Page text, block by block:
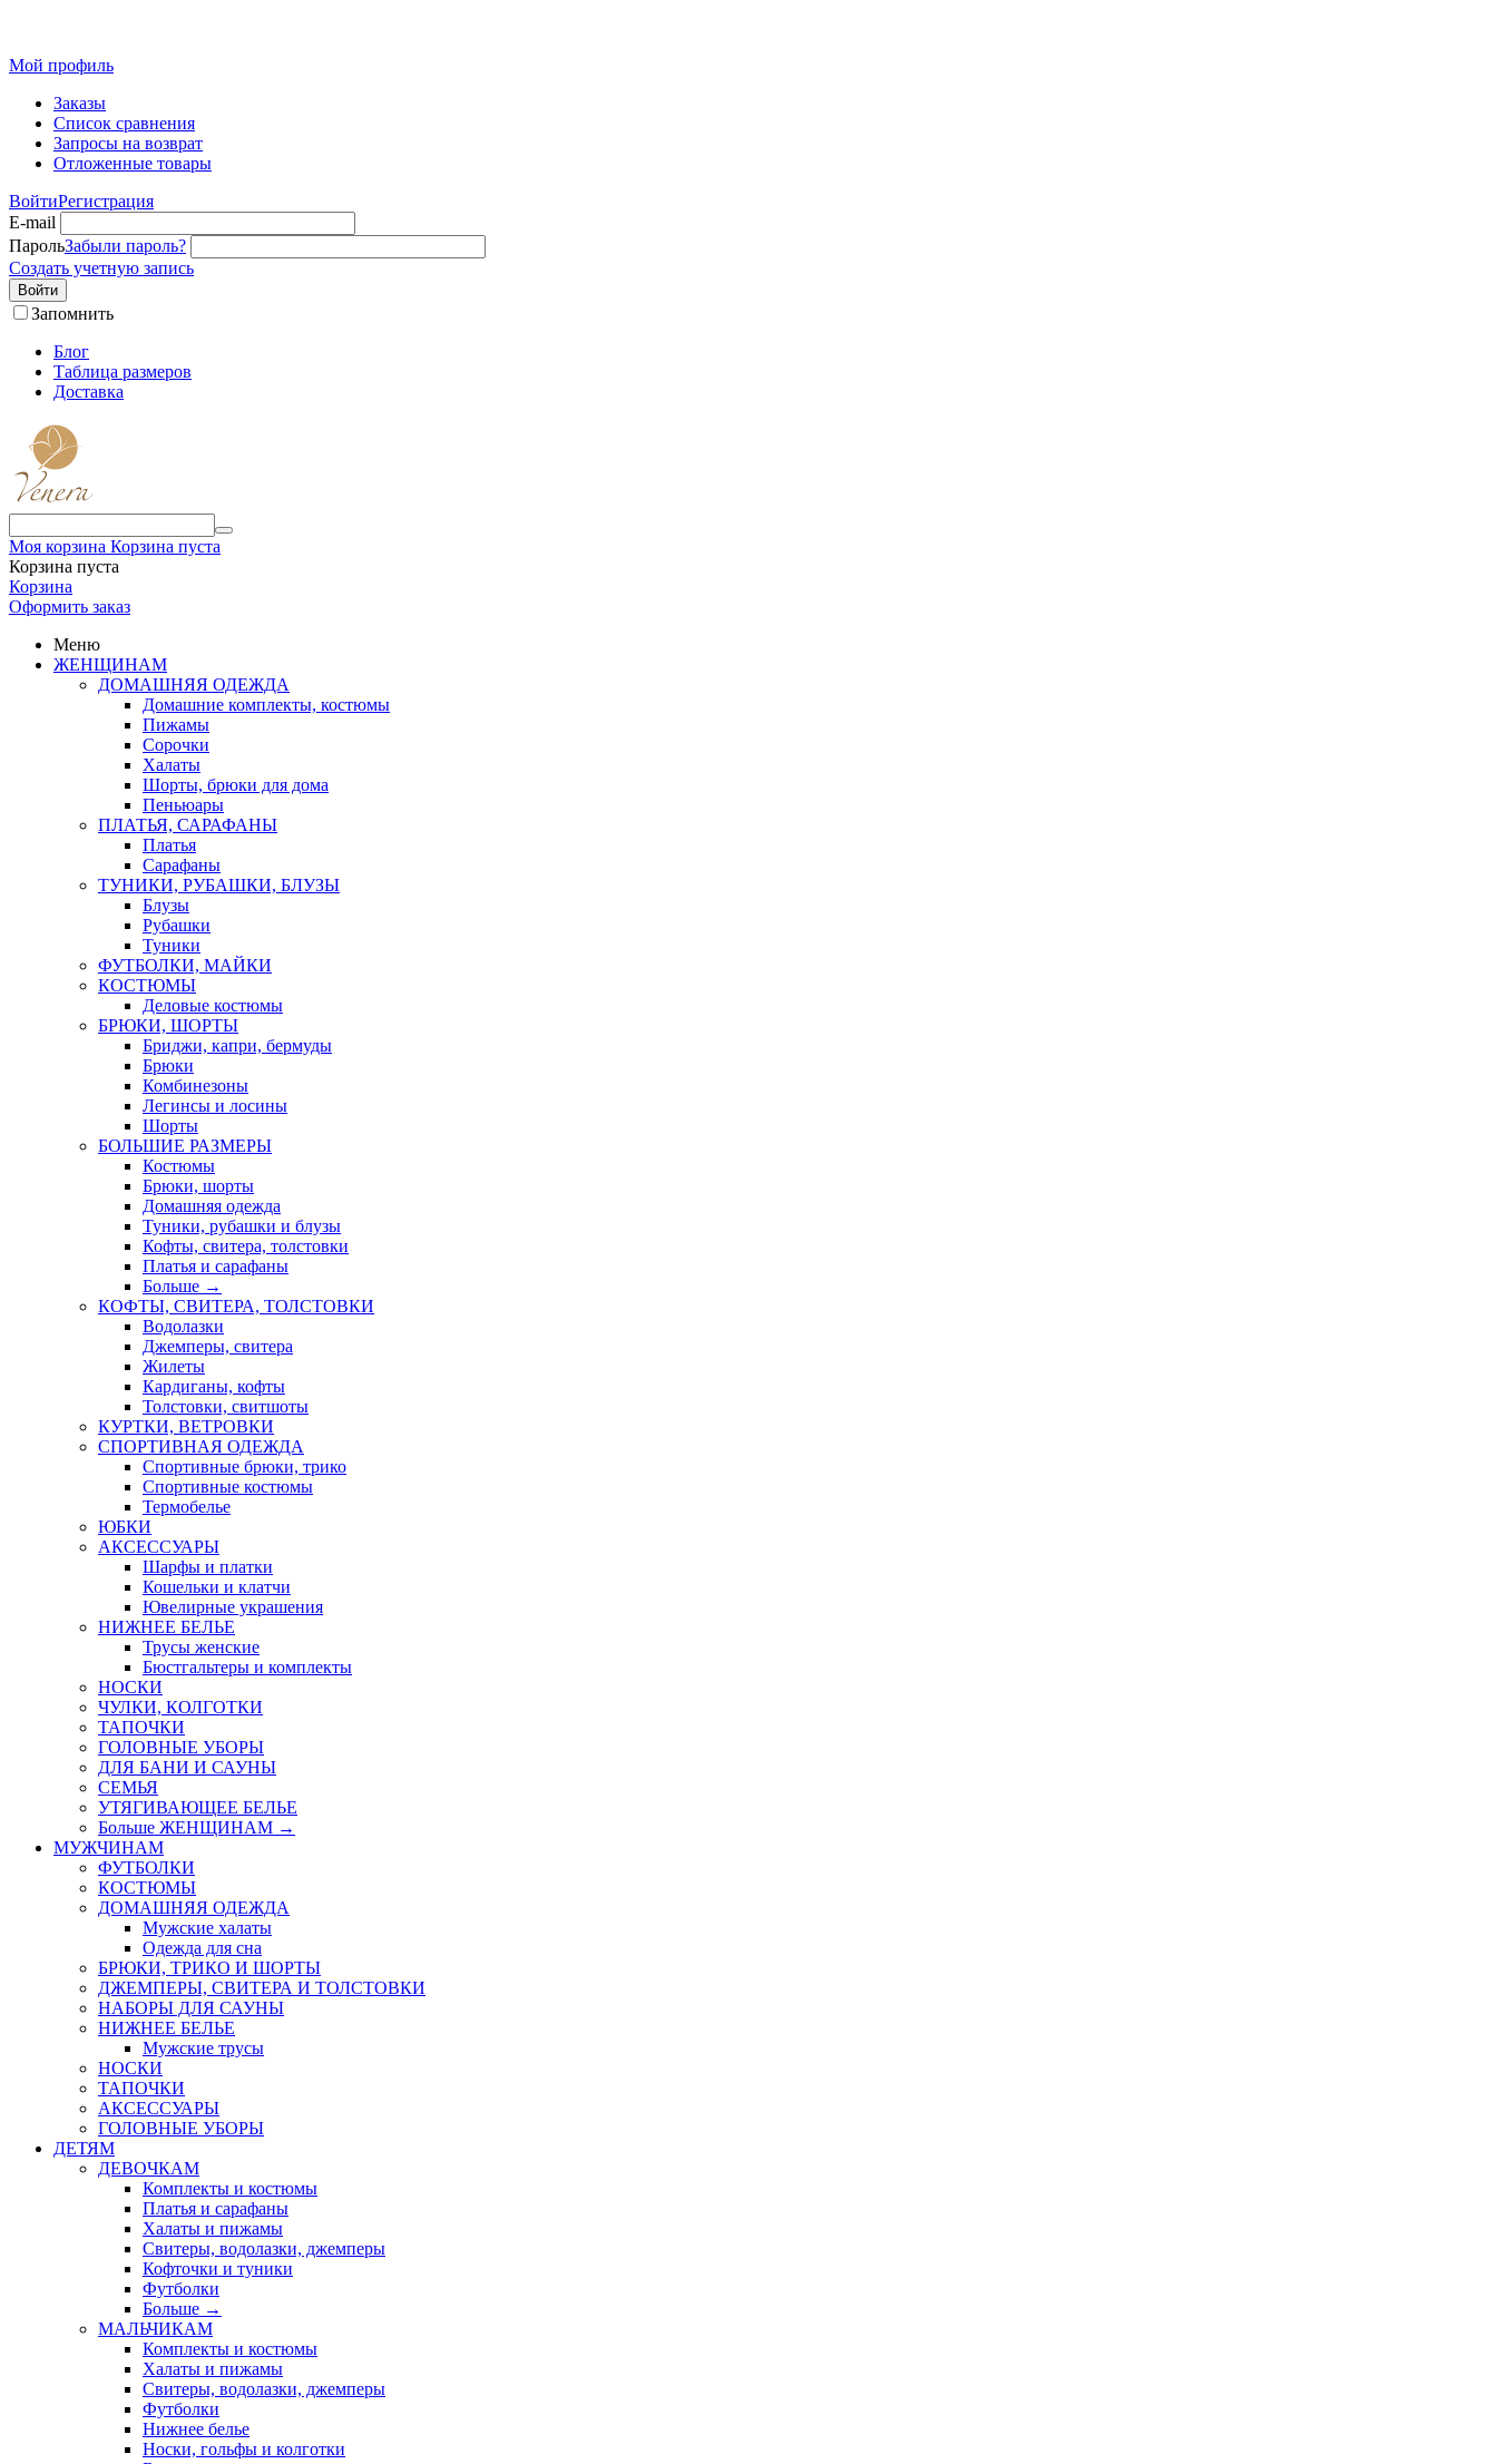
Мой профиль
Заказы
Список сравнения
Запросы на возврат
Отложенные товары
ВойтиРегистрация
E-mail
ПарольЗабыли пароль?
Создать учетную запись
Войти
Запомнить
Блог
Таблица размеров
Доставка
Моя корзина Корзина пуста
Корзина пуста
Корзина
Оформить заказ
Меню
ЖЕНЩИНАМ
ДОМАШНЯЯ ОДЕЖДА
Домашние комплекты, костюмы
Пижамы
Сорочки
Халаты
Шорты, брюки для дома
Пеньюары
ПЛАТЬЯ, САРАФАНЫ
Платья
Сарафаны
ТУНИКИ, РУБАШКИ, БЛУЗЫ
Блузы
Рубашки
Туники
ФУТБОЛКИ, МАЙКИ
КОСТЮМЫ
Деловые костюмы
БРЮКИ, ШОРТЫ
Бриджи, капри, бермуды
Брюки
Комбинезоны
Легинсы и лосины
Шорты
БОЛЬШИЕ РАЗМЕРЫ
Костюмы
Брюки, шорты
Домашняя одежда
Туники, рубашки и блузы
Кофты, свитера, толстовки
Платья и сарафаны
Больше →
КОФТЫ, СВИТЕРА, ТОЛСТОВКИ
Водолазки
Джемперы, свитера
Жилеты
Кардиганы, кофты
Толстовки, свитшоты
КУРТКИ, ВЕТРОВКИ
СПОРТИВНАЯ ОДЕЖДА
Спортивные брюки, трико
Спортивные костюмы
Термобелье
ЮБКИ
AКСЕССУАРЫ
Шарфы и платки
Кошельки и клатчи
Ювелирные украшения
НИЖНЕЕ БЕЛЬЕ
Трусы женские
Бюстгальтеры и комплекты
НОСКИ
ЧУЛКИ, КОЛГОТКИ
ТАПОЧКИ
ГОЛОВНЫЕ УБОРЫ
ДЛЯ БАНИ И САУНЫ
СЕМЬЯ
УТЯГИВАЮЩЕЕ БЕЛЬЕ
Больше ЖЕНЩИНАМ →
МУЖЧИНАМ
ФУТБОЛКИ
КОСТЮМЫ
ДОМАШНЯЯ ОДЕЖДА
Мужские халаты
Одежда для сна
БРЮКИ, ТРИКО И ШОРТЫ
ДЖЕМПЕРЫ, СВИТЕРА И ТОЛСТОВКИ
НАБОРЫ ДЛЯ САУНЫ
НИЖНЕЕ БЕЛЬЕ
Мужские трусы
НОСКИ
ТАПОЧКИ
АКСЕССУАРЫ
ГОЛОВНЫЕ УБОРЫ
ДЕТЯМ
ДЕВОЧКАМ
Комплекты и костюмы
Платья и сарафаны
Халаты и пижамы
Свитеры, водолазки, джемперы
Кофточки и туники
Футболки
Больше →
МАЛЬЧИКАМ
Комплекты и костюмы
Халаты и пижамы
Свитеры, водолазки, джемперы
Футболки
Нижнее белье
Носки, гольфы и колготки